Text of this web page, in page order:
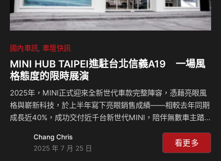
國內車訊 車壇快訊
MINI HUB TAIPEI進駐台北信義A19 一場風
格態度的限時展演
2025年，MINI正式迎來全新世代車款完整陣容，憑藉亮眼風
格與嶄新科技，於上半年寫下亮眼銷售成績——相較去年同期
成長近40%，成功交付近千台新世代MINI，陪伴無數車主踏
取代的魅力與社群號召力！ 從誕生之初，MINI始終保有獨特
個性、創新能量與熱血基因，那份勇於與眾不同的精神，早已
Chang Chris
2025 年 7 月 25 日
看更多